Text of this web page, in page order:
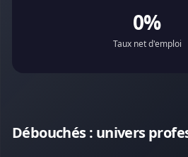
0%
Taux net d'emploi
Débouchés : univers